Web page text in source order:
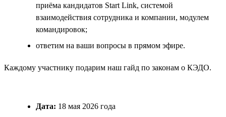
приёма кандидатов Start Link, системой
взаимодействия сотрудника и компании, модулем
командировок;
ответим на ваши вопросы в прямом эфире.
Каждому участнику подарим наш гайд по законам о КЭДО.
Дата: 18 мая 2026 года